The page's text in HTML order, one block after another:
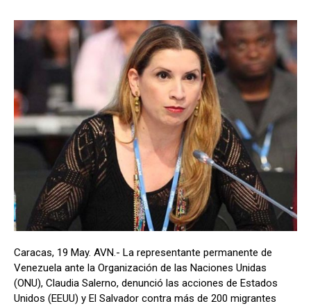
Caracas, 19 May. AVN.- La representante permanente de
Venezuela ante la Organización de las Naciones Unidas
(ONU), Claudia Salerno, denunció las acciones de Estados
Unidos (EEUU) y El Salvador contra más de 200 migrantes